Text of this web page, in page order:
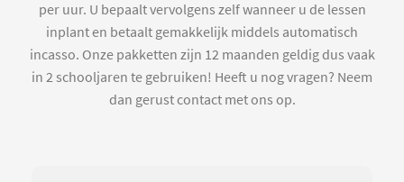
per uur. U bepaalt vervolgens zelf wanneer u de lessen
inplant en betaalt gemakkelijk middels automatisch
incasso. Onze pakketten zijn 12 maanden geldig dus vaak
in 2 schooljaren te gebruiken! Heeft u nog vragen? Neem
dan gerust contact met ons op.